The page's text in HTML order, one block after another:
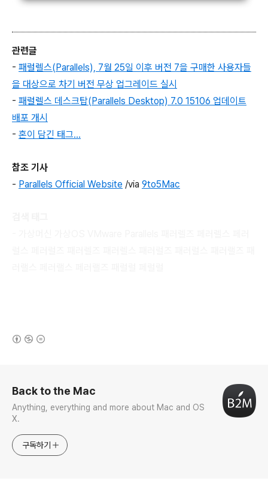
관련글
- 패럴렐스(Parallels), 7월 25일 이후 버전 7을 구매한 사용자들
을 대상으로 차기 버전 무상 업그레이드 실시
- 패럴렐스 데스크탑(Parallels Desktop) 7.0 15106 업데이트
배포 개시
- 혼이 담긴 태그...
참조 기사
- Parallels Official Website /via 9to5Mac
Back to the Mac
Anything, everything and more about Mac and OS
X.
구독하기